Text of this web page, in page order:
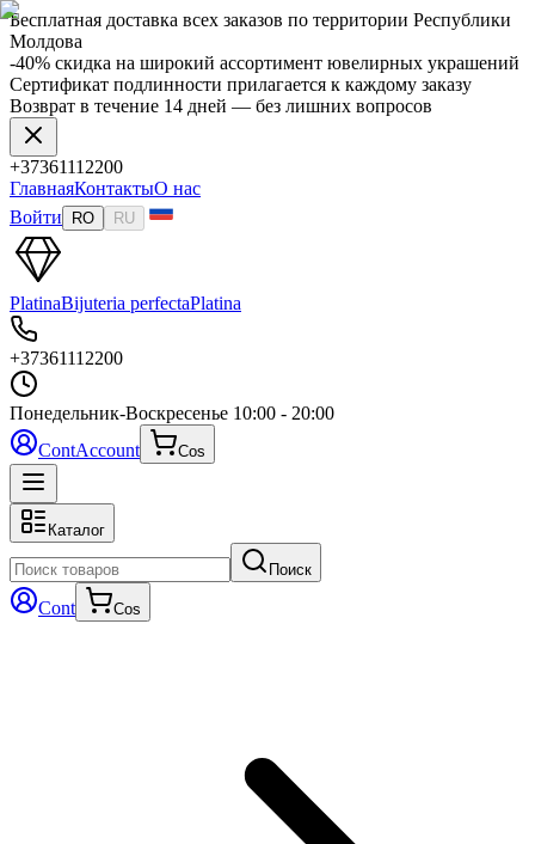
Бесплатная доставка всех заказов по территории Республики
Молдова
-40% скидка на широкий ассортимент ювелирных украшений
Сертификат подлинности прилагается к каждому заказу
Возврат в течение 14 дней — без лишних вопросов
+37361112200
ГлавнаяКонтактыО нас
Войти
RO RU
PlatinaBijuteria perfectaPlatina
+37361112200
Понедельник-Воскресенье 10:00 - 20:00
ContAccount Cos
Каталог
Поиск
Cont Cos